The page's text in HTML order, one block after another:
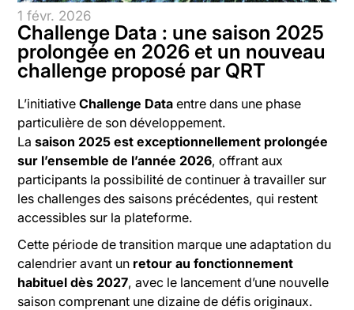
1 févr. 2026
Challenge Data : une saison 2025
prolongée en 2026 et un nouveau
challenge proposé par QRT
L’initiativeChallenge Data entre dans une phase
particulière de son développement.
Lasaison 2025 est exceptionnellement prolongée
sur l’ensemble de l’année 2026, offrant aux
participants la possibilité de continuer à travailler sur
les challenges des saisons précédentes, qui restent
accessibles sur la plateforme.
Cette période de transition marque une adaptation du
calendrier avant un retour au fonctionnement
habituel dès 2027, avec le lancement d’une nouvelle
saison comprenant une dizaine de défis originaux.